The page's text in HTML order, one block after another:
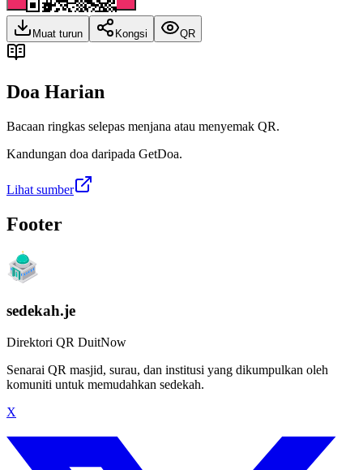
Muat turun Kongsi QR
Doa Harian
Bacaan ringkas selepas menjana atau menyemak QR.
Kandungan doa daripada GetDoa.
Lihat sumber
Footer
sedekah.je
Direktori QR DuitNow
Senarai QR masjid, surau, dan institusi yang dikumpulkan oleh
komuniti untuk memudahkan sedekah.
X